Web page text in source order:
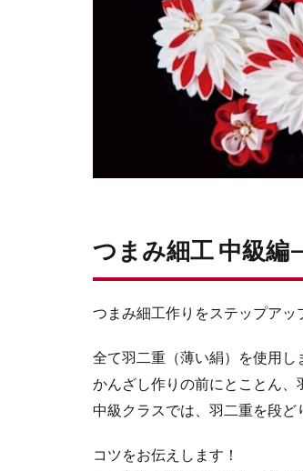
つまみ細工 中級編
つまみ細工作りをステップアッ
全て羽二重（薄い絹）を使用し
かんざし作りの前にとことん、
中級クラスでは、羽二重を段ど
コツをお伝えします！